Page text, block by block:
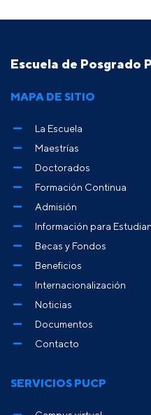
Escuela de Posgrado
MAPA DE SITIO
La Escuela
Maestrías
Doctorados
Formación Continua
Admisión
Información para
Becas y Fondos
Beneficios
Internacionalización
Noticias
Documentos
Contacto
SERVICIOS PUCP